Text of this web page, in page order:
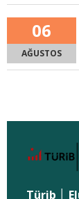
06
AĞUSTOS
Türib │